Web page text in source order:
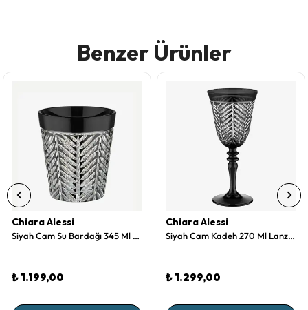
Benzer Ürünler
Chiara Alessi
Siyah Cam Su Bardağı 345 Ml Lanza Collection by Chiara Alessi
₺ 1.199,00
Chiara Alessi
Siyah Cam Kadeh 270 Ml Lanza Collection by Chiara Alessi
₺ 1.299,00